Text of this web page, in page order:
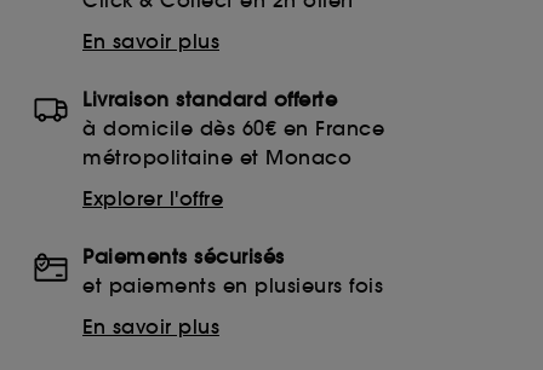
En savoir plus
Livraison standard offerte
à domicile dès 60€ en France
métropolitaine et Monaco
Explorer l'offre
Paiements sécurisés
et paiements en plusieurs fois
En savoir plus